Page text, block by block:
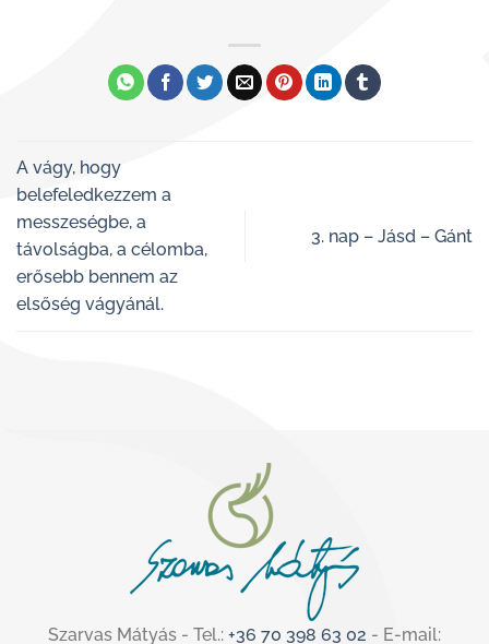
A vágy, hogy
belefeledkezzem a
messzeségbe, a
távolságba, a célomba,
erősebb bennem az
elsőség vágyánál.
3. nap – Jásd – Gánt
Szarvas Mátyás - Tel.: +36 70 398 63 02 - E-mail: